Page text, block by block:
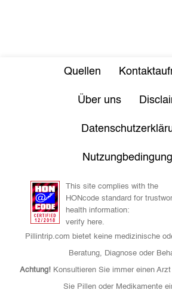
Quellen
Über uns
This site complies with the
HONcode standard for
health information:
verify here.
Pillintrip.com bietet keine medizinische
Beratung, Diagnose oder
Achtung!Konsultieren Sie immer einen Arzt
Sie Pillen oder Medikamente